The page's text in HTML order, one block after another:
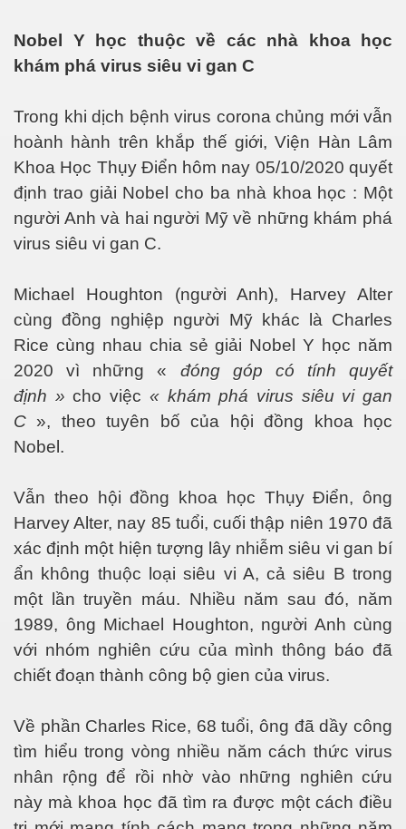
Nobel Y học thuộc về các nhà khoa học
khám phá virus siêu vi gan C
Trong khi dịch bệnh virus corona chủng mới vẫn
hoành hành trên khắp thế giới, Viện Hàn Lâm
Khoa Học Thụy Điển hôm nay 05/10/2020 quyết
định trao giải Nobel cho ba nhà khoa học : Một
người Anh và hai người Mỹ về những khám phá
virus siêu vi gan C.
Michael Houghton (người Anh), Harvey Alter
cùng đồng nghiệp người Mỹ khác là Charles
Rice cùng nhau chia sẻ giải Nobel Y học năm
2020 vì những « đóng góp có tính quyết
định »cho việc « khám phá virus siêu vi gan
C », theo tuyên bố của hội đồng khoa học
Nobel.
Vẫn theo hội đồng khoa học Thụy Điển, ông
Harvey Alter, nay 85 tuổi, cuối thập niên 1970 đã
xác định một hiện tượng lây nhiễm siêu vi gan bí
ẩn không thuộc loại siêu vi A, cả siêu B trong
một lần truyền máu. Nhiều năm sau đó, năm
1989, ông Michael Houghton, người Anh cùng
với nhóm nghiên cứu của mình thông báo đã
chiết đoạn thành công bộ gien của virus.
Về phần Charles Rice, 68 tuổi, ông đã dầy công
tìm hiểu trong vòng nhiều năm cách thức virus
nhân rộng để rồi nhờ vào những nghiên cứu
này mà khoa học đã tìm ra được một cách điều
tại Nhật
bay